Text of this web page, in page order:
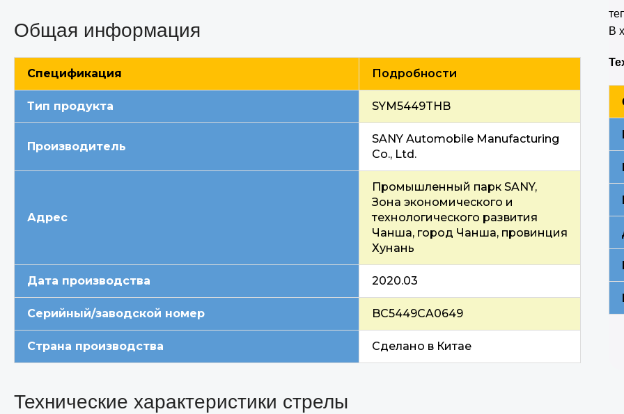
Общая информация
Спецификация Подробности
Тип продукта SYM5449THB
Производитель
SANY Automobile Manufacturing
Co., Ltd.
Адрес
Промышленный парк SANY,
Зона экономического и
технологического развития
Чанша, город Чанша, провинция
Хунань
Дата производства 2020.03
Серийный/заводской номер BC5449CA0649
Страна производства Сделано в Китае
Технические характеристики стрелы
В